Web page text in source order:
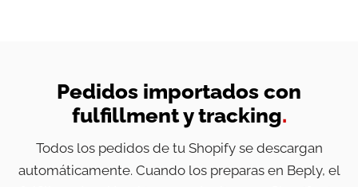
Pedidos importados con
fulfillment y tracking.
Todos los pedidos de tu Shopify se descargan
automáticamente. Cuando los preparas en Beply, el